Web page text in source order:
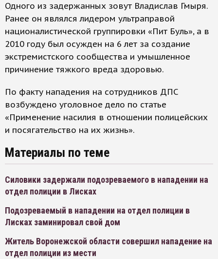
Одного из задержанных зовут Владислав Гмыря.
Ранее он являлся лидером ультраправой
националистической группировки «Пит Буль», а в
2010 году был осужден на 6 лет за создание
экстремистского сообщества и умышленное
причинение тяжкого вреда здоровью.
По факту нападения на сотрудников ДПС
возбуждено уголовное дело по статье
«Применение насилия в отношении полицейских
и посягательство на их жизнь».
Материалы по теме
Силовики задержали подозреваемого в нападении на
отдел полиции в Лисках
Подозреваемый в нападении на отдел полиции в
Лисках заминировал свой дом
Житель Воронежской области совершил нападение на
отдел полиции из мести